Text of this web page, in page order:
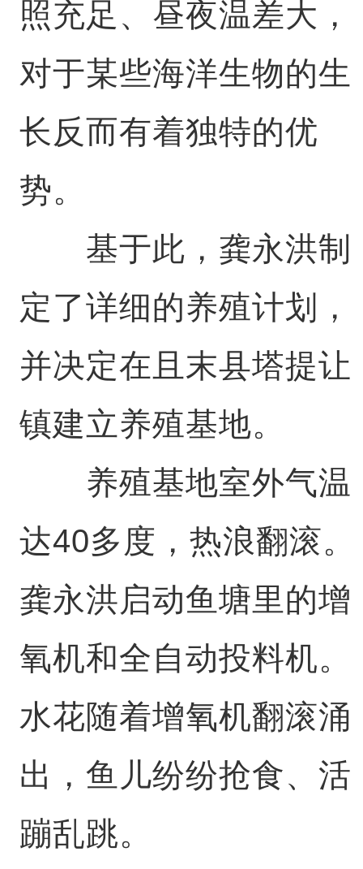
照充足、昼夜温差大，
对于某些海洋生物的生
长反而有着独特的优
势。
基于此，龚永洪制
定了详细的养殖计划，
并决定在且末县塔提让
镇建立养殖基地。
养殖基地室外气温
达40多度，热浪翻滚。
龚永洪启动鱼塘里的增
氧机和全自动投料机。
水花随着增氧机翻滚涌
出，鱼儿纷纷抢食、活
蹦乱跳。